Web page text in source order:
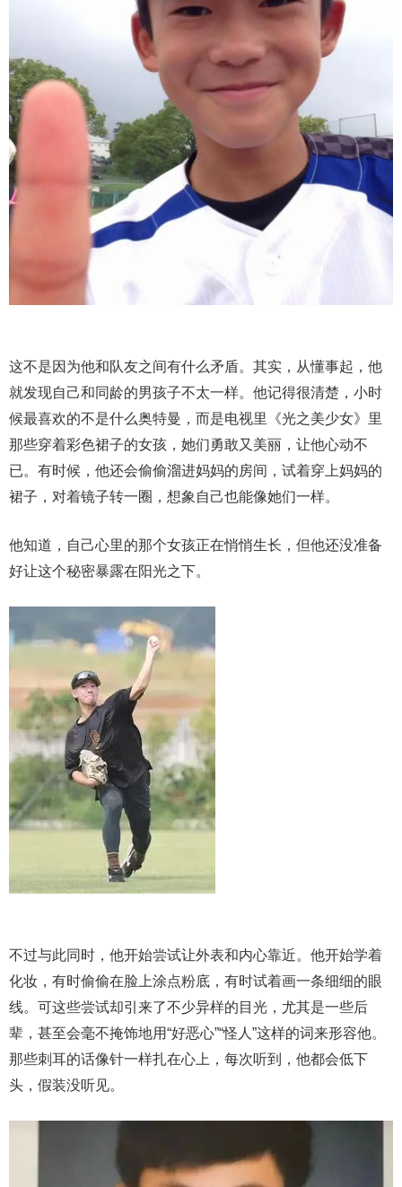
这不是因为他和队友之间有什么矛盾。其实，从懂事起，他
就发现自己和同龄的男孩子不太一样。他记得很清楚，小时
候最喜欢的不是什么奥特曼，而是电视里《光之美少女》里
那些穿着彩色裙子的女孩，她们勇敢又美丽，让他心动不
已。有时候，他还会偷偷溜进妈妈的房间，试着穿上妈妈的
裙子，对着镜子转一圈，想象自己也能像她们一样。
他知道，自己心里的那个女孩正在悄悄生长，但他还没准备
好让这个秘密暴露在阳光之下。
不过与此同时，他开始尝试让外表和内心靠近。他开始学着
化妆，有时偷偷在脸上涂点粉底，有时试着画一条细细的眼
线。可这些尝试却引来了不少异样的目光，尤其是一些后
辈，甚至会毫不掩饰地用“好恶心”“怪人”这样的词来形容他。
那些刺耳的话像针一样扎在心上，每次听到，他都会低下
头，假装没听见。